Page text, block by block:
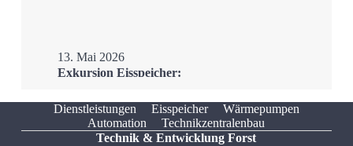
13. Mai 2026
Exkursion Eisspeicher:
Besuch im H3Ö
Mehr
Dienstleistungen Eisspeicher
Wärmepumpen
Automation
Technikzentralenbau
Technik & Entwicklung Forst